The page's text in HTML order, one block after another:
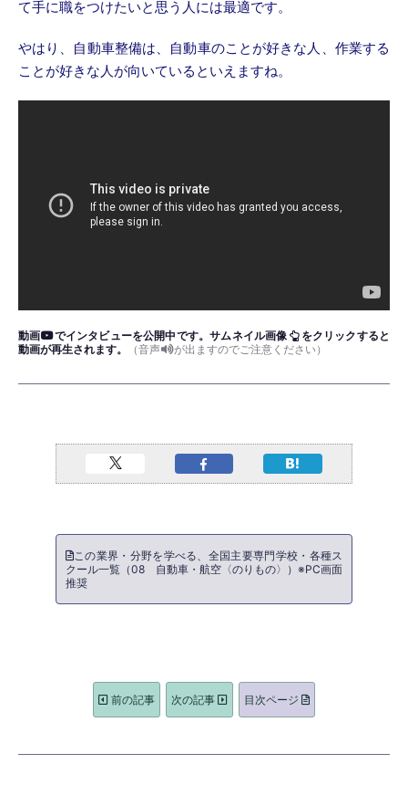
て手に職をつけたいと思う人には最適です。
やはり、自動車整備は、自動車のことが好きな人、作業する
ことが好きな人が向いているといえますね。
動画 でインタビューを公開中です。サムネイル画像
をクリックすると
動画が再生されます。
（音声 が出ますのでご注意ください）
この業界・分野を学べる、全国主要専門学校・各種ス
クール一覧（08 自動車・航空〈のりもの〉）※PC画面
推奨
前の記事 次の記事 目次ページ